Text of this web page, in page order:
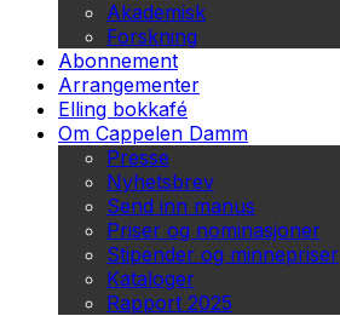
Akademisk
Forskning
Abonnement
Arrangementer
Elling bokkafé
Om Cappelen Damm
Presse
Nyhetsbrev
Send inn manus
Priser og nominasjoner
Stipender og minnepriser
Kataloger
Rapport 2025